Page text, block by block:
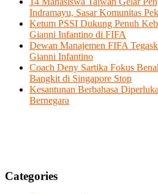
Indramayu, Sasar Komunitas
Ketum PSSI Dukung Penuh
Gianni Infantino di FIFA
Dewan Manajemen FIFA
Gianni Infantino
Coach Deny Sartika Fokus
Bangkit di Singapore Stop
Kesantunan Berbahasa
Bernegara
Categories